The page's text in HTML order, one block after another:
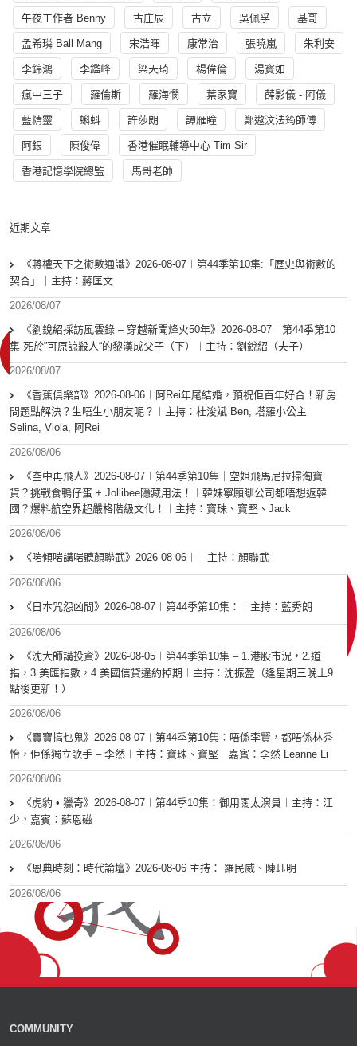
午夜工作者 Benny 古庄辰 古立 吳佩孚 基哥
孟希璘 Ball Mang 宋浩暉 康常治 張曉嵐 朱利安
李錦鴻 李鑑峰 梁天琦 楊偉倫 湯寳如
瘋中三子 羅倫斯 羅海憫 葉家寶 薛影儀 - 阿儀
藍精靈 蝌蚪 許莎朗 譚雁瞳 鄭遨汶法筠師傅
阿銀 陳俊偉 香港催眠輔導中心 Tim Sir
香港記憶學院總監 馬哥老師
近期文章
《蔣權天下之術數通識》2026-08-07︱第44季第10集:「歴史與術數的
契合」｜主持：蔣匡文
2026/08/07
《劉銳紹採訪風雲錄 – 穿越新聞烽火50年》2026-08-07︱第44季第10
集 死於”可原諒殺人“的黎漢成父子（下）︱主持：劉銳紹（夫子）
2026/08/07
《香蕉俱樂部》2026-08-06︱阿Rei年尾結婚，預祝佢百年好合！新房
問題點解決？生唔生小朋友呢？︱主持：杜浚斌 Ben, 塔羅小公主
Selina, Viola, 阿Rei
2026/08/06
《空中再飛人》2026-08-07︱第44季第10集｜空姐飛馬尼拉掃淘寶
貨？挑戰食鴨仔蛋 + Jollibee隱藏用法！︱韓妹寧願瞓公司都唔想返韓
國？爆料航空界超嚴格階級文化！︱主持：寶珠、寶堅、Jack
2026/08/06
《啱傾啱講啱聽顏聯武》2026-08-06︱︱主持：顏聯武
2026/08/06
《日本咒怨凶間》2026-08-07︱第44季第10集：︱主持：藍秀朗
2026/08/06
《沈大師講投資》2026-08-05︱第44季第10集 – 1.港股市況，2.道
指，3.美匯指數，4.美國信貸違約掉期︱主持：沈振盈（逢星期三晚上9
點後更新！）
2026/08/06
《寶寶搞乜鬼》2026-08-07︱第44季第10集︰唔係李賢，都唔係林秀
怡，佢係獨立歌手 – 李然︱主持：寶珠、寶堅 嘉賓：李然 Leanne Li
2026/08/06
《虎豹 • 獵奇》2026-08-07︱第44季10集：御用闊太演員︱主持：江
少，嘉賓：蘇恩磁
2026/08/06
《恩典時刻：時代論壇》2026-08-06 主持： 羅民威、陳珏明
2026/08/06
COMMUNITY